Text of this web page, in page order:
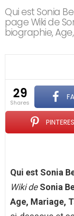
Qui est Sonia
page Wiki de
biographie,
29
shares
Qui est Sonia
Wiki deSonia
Age, Mariage,